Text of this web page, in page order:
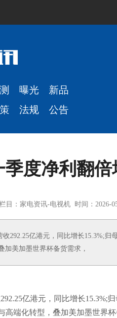
曝光
新品
法规 公告
度净利翻
目：家电资讯-电视机 时间：2026-
亿港元，同比增长15.3%;归母
加美加墨世界杯备货需求，
亿港元，同比增长15.3%;归
高端化转型，叠加美加墨世界